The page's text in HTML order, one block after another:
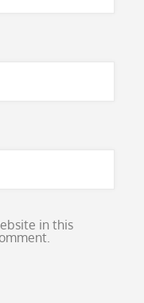
in this